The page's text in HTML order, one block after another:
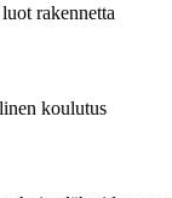
rakennetta
koulutus